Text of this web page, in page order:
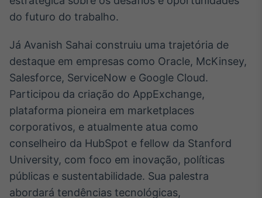
Tecnologia
Radar
Monitoramento
inteligente de
notícias e
conteúdos
Broadcast
Fundos
plataforma para
analisar fundos
de investimento
no Brasil
do futuro do trabalho.
Já Avanish Sahai construiu uma trajetória de
destaque em empresas como Oracle, McKinsey,
Salesforce, ServiceNow e Google Cloud.
Participou da criação do AppExchange,
plataforma pioneira em marketplaces
corporativos, e atualmente atua como
conselheiro da HubSpot e fellow da Stanford
University, com foco em inovação, políticas
públicas e sustentabilidade. Sua palestra
abordará tendências tecnológicas,